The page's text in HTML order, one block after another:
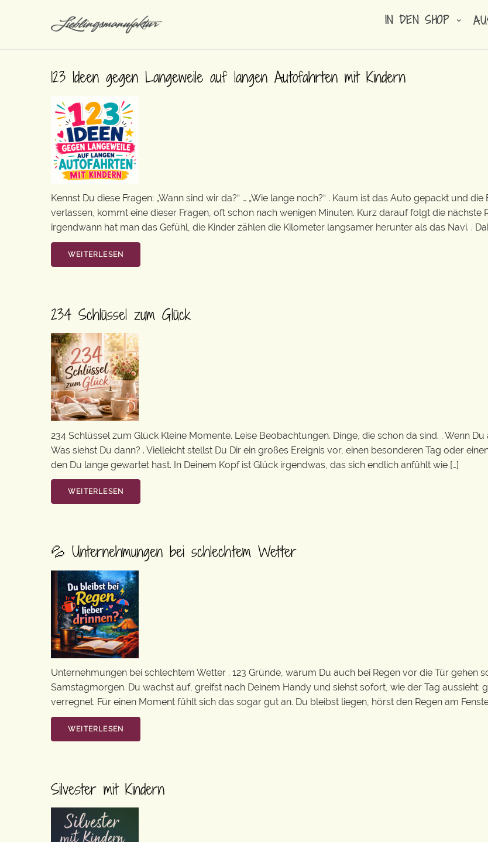
IN DEN SHOP
123 Ideen gegen Langeweile auf langen Autofahrten mit Kindern
Kennst Du diese Fragen: „Wann sind wir da?“ … „Wie lange noch?“ . Kaum ist das Auto gepackt und die
verlassen, kommt eine dieser Fragen, oft schon nach wenigen Minuten. Kurz darauf folgt die nächste
irgendwann hat man das Gefühl, die Kinder zählen die Kilometer langsamer herunter als das Navi. .
WEITERLESEN
234 Schlüssel zum Glück
234 Schlüssel zum Glück Kleine Momente. Leise Beobachtungen. Dinge, die schon da sind. . Wenn Du
Was siehst Du dann? . Vielleicht stellst Du Dir ein großes Ereignis vor, einen besonderen Tag oder
den Du lange gewartet hast. In Deinem Kopf ist Glück irgendwas, das sich endlich anfühlt wie […]
WEITERLESEN
💦 Unternehmungen bei schlechtem Wetter
Unternehmungen bei schlechtem Wetter . 123 Gründe, warum Du auch bei Regen vor die Tür gehen
Samstagmorgen. Du wachst auf, greifst nach Deinem Handy und siehst sofort, wie der Tag aussieht:
verregnet. Für einen Moment fühlt sich das sogar gut an. Du bleibst liegen, hörst den Regen am
WEITERLESEN
Silvester mit Kindern